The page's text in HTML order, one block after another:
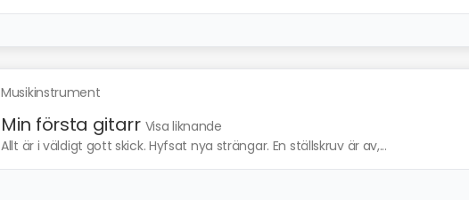
Musikinstrument
Min första gitarr Visa liknande
Allt är i väldigt gott skick. Hyfsat nya strängar. En ställskruv är av,...